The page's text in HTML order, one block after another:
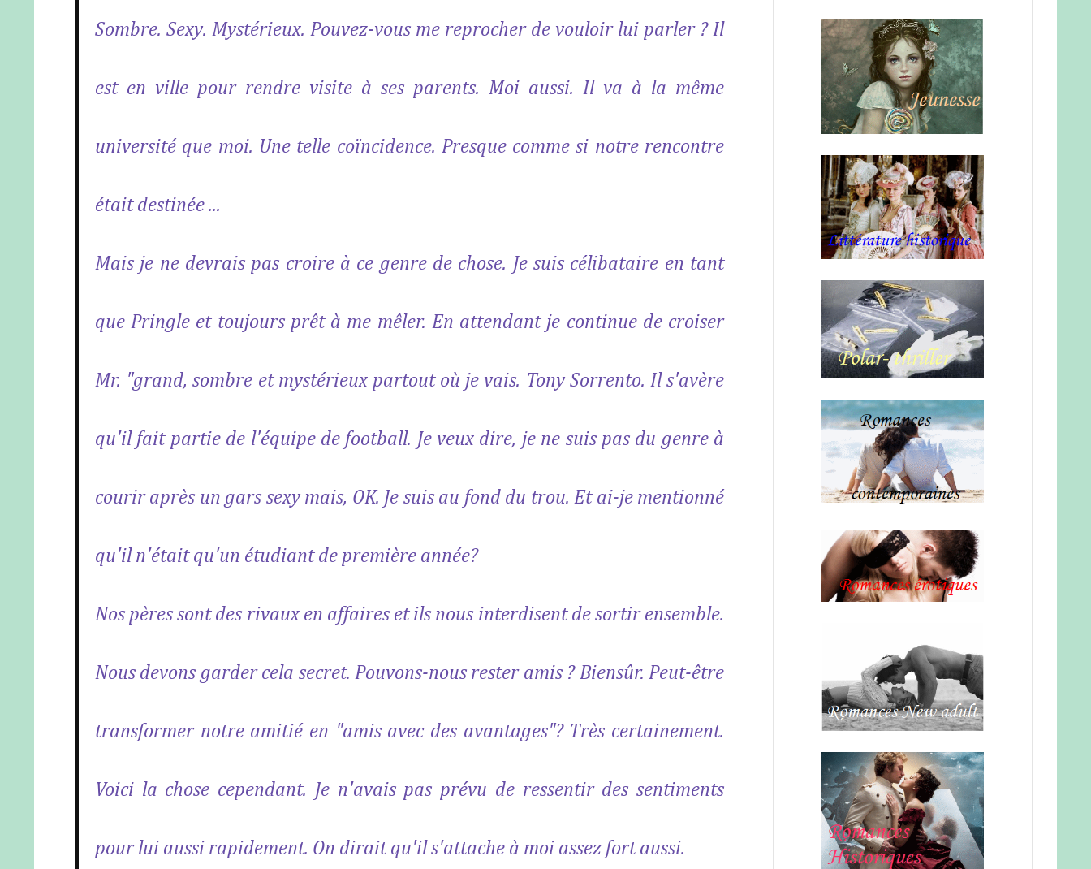
Sombre. Sexy. Mystérieux. Pouvez-vous me reprocher de vouloir lui parler ? Il
est en ville pour rendre visite à ses parents. Moi aussi. Il va à la même
université que moi. Une telle coïncidence. Presque comme si notre rencontre
était destinée ...
Mais je ne devrais pas croire à ce genre de chose. Je suis célibataire en tant
que Pringle et toujours prêt à me mêler. En attendant je continue de croiser
Mr. "grand, sombre et mystérieux partout où je vais. Tony Sorrento. Il s'avère
qu'il fait partie de l'équipe de football. Je veux dire, je ne suis pas du genre à
courir après un gars sexy mais, OK. Je suis au fond du trou. Et ai-je mentionné
qu'il n'était qu'un étudiant de première année?
Nos pères sont des rivaux en affaires et ils nous interdisent de sortir ensemble.
Nous devons garder cela secret. Pouvons-nous rester amis ? Biensûr. Peut-être
transformer notre amitié en "amis avec des avantages"? Très certainement.
Voici la chose cependant. Je n'avais pas prévu de ressentir des sentiments
pour lui aussi rapidement. On dirait qu'il s'attache à moi assez fort aussi.